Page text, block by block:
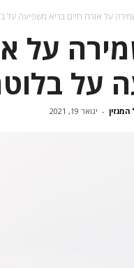
על אורח חיים בריא משפיעה על
על
על
- ינואר 19, 2021